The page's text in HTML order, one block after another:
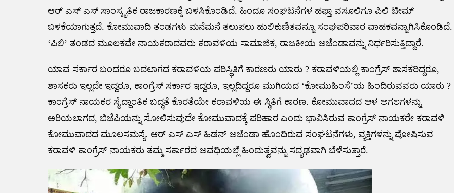
ಆರ್ ಎಸ್ ಎಸ್ ಸಾಂಸ್ಕೃತಿಕ ರಾಜಕಾರಣಕ್ಕೆ ಬಳಸಿಕೊಂಡಿದೆ. ಹಿಂದೂ ಸಂಘಟನೆಗಳ ಹಫ್ತಾ ವಸೂಲಿಗೂ ಪಿಲಿ ಟೀಮ್
ಬಳಕೆಯಾಗುತ್ತದೆ. ಕೋಮುವಾದಿ ತಂಡಗಳು ಮನೆಮನೆ ತಲುಪಲು ಹುಲಿಕುಣಿತವನ್ನೂ ಸಂಘಪರಿವಾರ ವಾಹಕವನ್ನಾಗಿಸಿಕೊಂಡಿದೆ.
‘ಪಿಲಿ’ ತಂಡದ ಮೂಲಕವೇ ನಾಯಕರಾದವರು ಕರಾವಳಿಯ ಸಾಮಾಜಿಕ, ರಾಜಕೀಯ ಅಜೆಂಡಾವನ್ನು ನಿರ್ಧರಿಸುತ್ತಿದ್ದಾರೆ.
ಯಾವ ಸರ್ಕಾರ ಬಂದರೂ ಬದಲಾಗದ ಕರಾವಳಿಯ ಪರಿಸ್ಥಿತಿಗೆ ಕಾರಣರು ಯಾರು ? ಕರಾವಳಿಯಲ್ಲಿ ಕಾಂಗ್ರೆಸ್ ಶಾಸಕರಿದ್ದರೂ,
ಶಾಸಕರು ಇಲ್ಲದೇ ಇದ್ದರೂ, ಕಾಂಗ್ರೆಸ್ ಸರ್ಕಾರ ಇದ್ದರೂ, ಇಲ್ಲದಿದ್ದರೂ ಮುಗಿಯದ ‘ಕೋಮುಹಿಂಸೆ’ಯ ಹಿಂದಿರುವವರು ಯಾರು ?
ಕಾಂಗ್ರೆಸ್ ನಾಯಕರ ಸೈದ್ದಾಂತಿಕ ಬದ್ಧತೆ ಕೊರತೆಯೇ ಕರಾವಳಿಯ ಈ ಸ್ಥಿತಿಗೆ ಕಾರಣ. ಕೋಮುವಾದದ ಆಳ ಅಗಲಗಳನ್ನು
ಅರಿಯಲಾಗದ, ಬಿಜೆಪಿಯನ್ನು ಸೋಲಿಸುವುದೇ ಕೋಮುವಾದಕ್ಕೆ ಪರಿಹಾರ ಎಂದು ಭಾವಿಸಿರುವ ಕಾಂಗ್ರೆಸ್ ನಾಯಕರೇ ಕರಾವಳಿ
ಕೋಮುವಾದದ ಮೂಲಸಮಸ್ಯೆ. ಆರ್ ಎಸ್ ಎಸ್ ಹಿಡನ್ ಅಜೆಂಡಾ ಹೊಂದಿರುವ ಸಂಘಟನೆಗಳು, ವ್ಯಕ್ತಿಗಳನ್ನು ಪೋಷಿಸುವ
ಕರಾವಳಿ ಕಾಂಗ್ರೆಸ್ ನಾಯಕರು ತಮ್ಮ ಸರ್ಕಾರದ ಅವಧಿಯಲ್ಲೆ ಹಿಂದುತ್ವವನ್ನು ಸದೃಢವಾಗಿ ಬೆಳೆಸುತ್ತಾರೆ.